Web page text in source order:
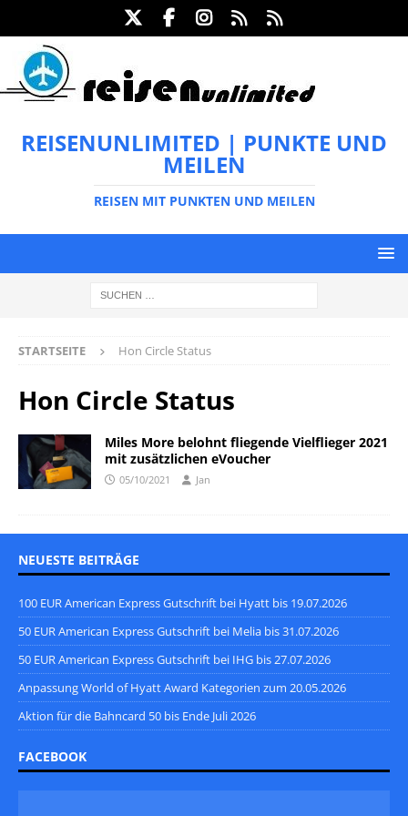
REISENUNLIMITED | PUNKTE UND
MEILEN
REISEN MIT PUNKTEN UND MEILEN
STARTSEITE Hon Circle Status
Hon Circle Status
Miles More belohnt fliegende Vielflieger 2021
mit zusätzlichen eVoucher
05/10/2021 Jan
NEUESTE BEITRÄGE
100 EUR American Express Gutschrift bei Hyatt bis 19.07.2026
50 EUR American Express Gutschrift bei Melia bis 31.07.2026
50 EUR American Express Gutschrift bei IHG bis 27.07.2026
Anpassung World of Hyatt Award Kategorien zum 20.05.2026
Aktion für die Bahncard 50 bis Ende Juli 2026
FACEBOOK